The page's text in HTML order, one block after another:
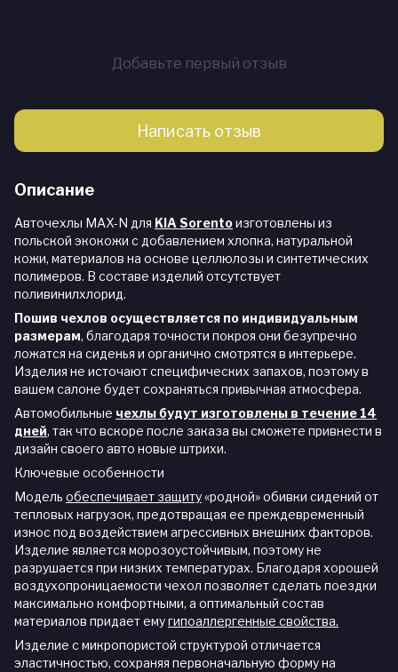
Добавьте первый отзыв
Написать отзыв
Описание
Авточехлы MAX-N для KIA Sorentoизготовлены из
польской экокожи с добавлением хлопка, натуральной
кожи, материалов на основе целлюлозы и синтетических
полимеров. В составе изделий отсутствует
поливинилхлорид.
Пошив чехлов осуществляется по индивидуальным
размерам, благодаря точности покроя они безупречно
ложатся на сиденья и органично смотрятся в интерьере.
Изделия не источают специфических запахов, поэтому в
вашем салоне будет сохраняться привычная атмосфера.
Автомобильные чехлы будут изготовлены в течение 14
дней, так что вскоре после заказа вы сможете привнести в
дизайн своего авто новые штрихи.
Ключевые особенности
Модель обеспечивает защиту«родной» обивки сидений от
тепловых нагрузок, предотвращая ее преждевременный
износ под воздействием агрессивных внешних факторов.
Изделие является морозоустойчивым, поэтому не
разрушается при низких температурах. Благодаря хорошей
воздухопроницаемости чехол позволяет сделать поездки
максимально комфортными, а оптимальный состав
материалов придает емугипоаллергенные свойства.
Изделие с микропористой структурой отличается
эластичностью, сохраняя первоначальную форму на